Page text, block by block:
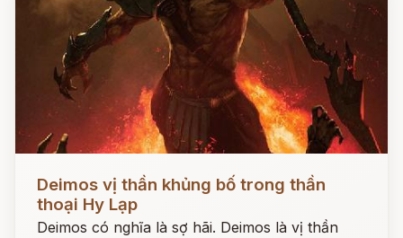
Deimos vị thần khủng bố trong thần
thoại Hy Lạp
Deimos có nghĩa là sợ hãi. Deimos là vị thần